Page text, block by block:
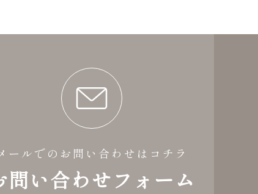
ールでのお問い合わせはコチラ
問い合わせフォーム